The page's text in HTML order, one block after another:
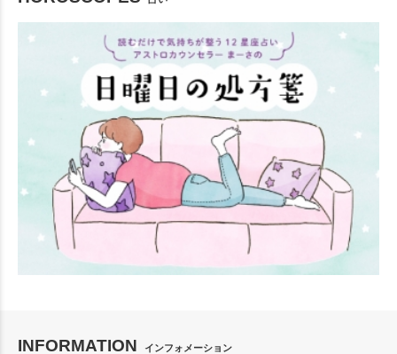
INFORMATION インフォメーション